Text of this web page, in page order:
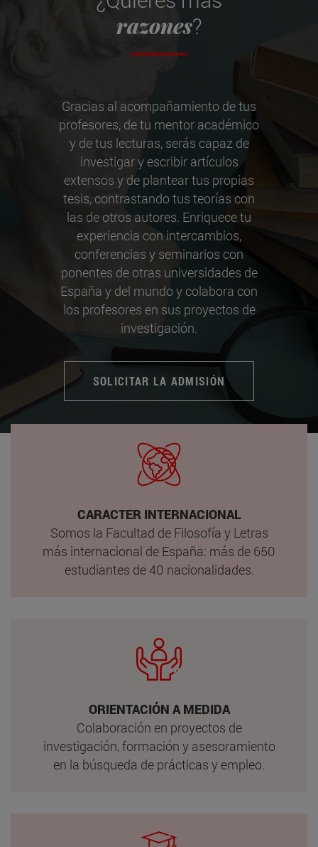
razones?
Gracias al acompañamiento de tus
profesores, de tu mentor académico
y de tus lecturas, serás capaz de
investigar y escribir artículos
extensos y de plantear tus propias
tesis, contrastando tus teorías con
las de otros autores. Enriquece tu
experiencia con intercambios,
conferencias y seminarios con
ponentes de otras universidades de
España y del mundo y colabora con
los profesores en sus proyectos de
investigación.
SOLICITAR LA ADMISIÓN
CARACTER INTERNACIONAL
Somos la Facultad de Filosofía y Letras
más internacional de España: más de 650
estudiantes de 40 nacionalidades.
ORIENTACIÓN A MEDIDA
Colaboración en proyectos de
investigación, formación y asesoramiento
en la búsqueda de prácticas y empleo.